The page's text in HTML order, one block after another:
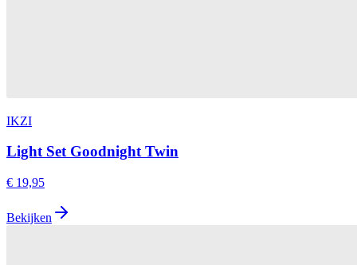
IKZI
Light Set Goodnight Twin
€ 19,95
Bekijken